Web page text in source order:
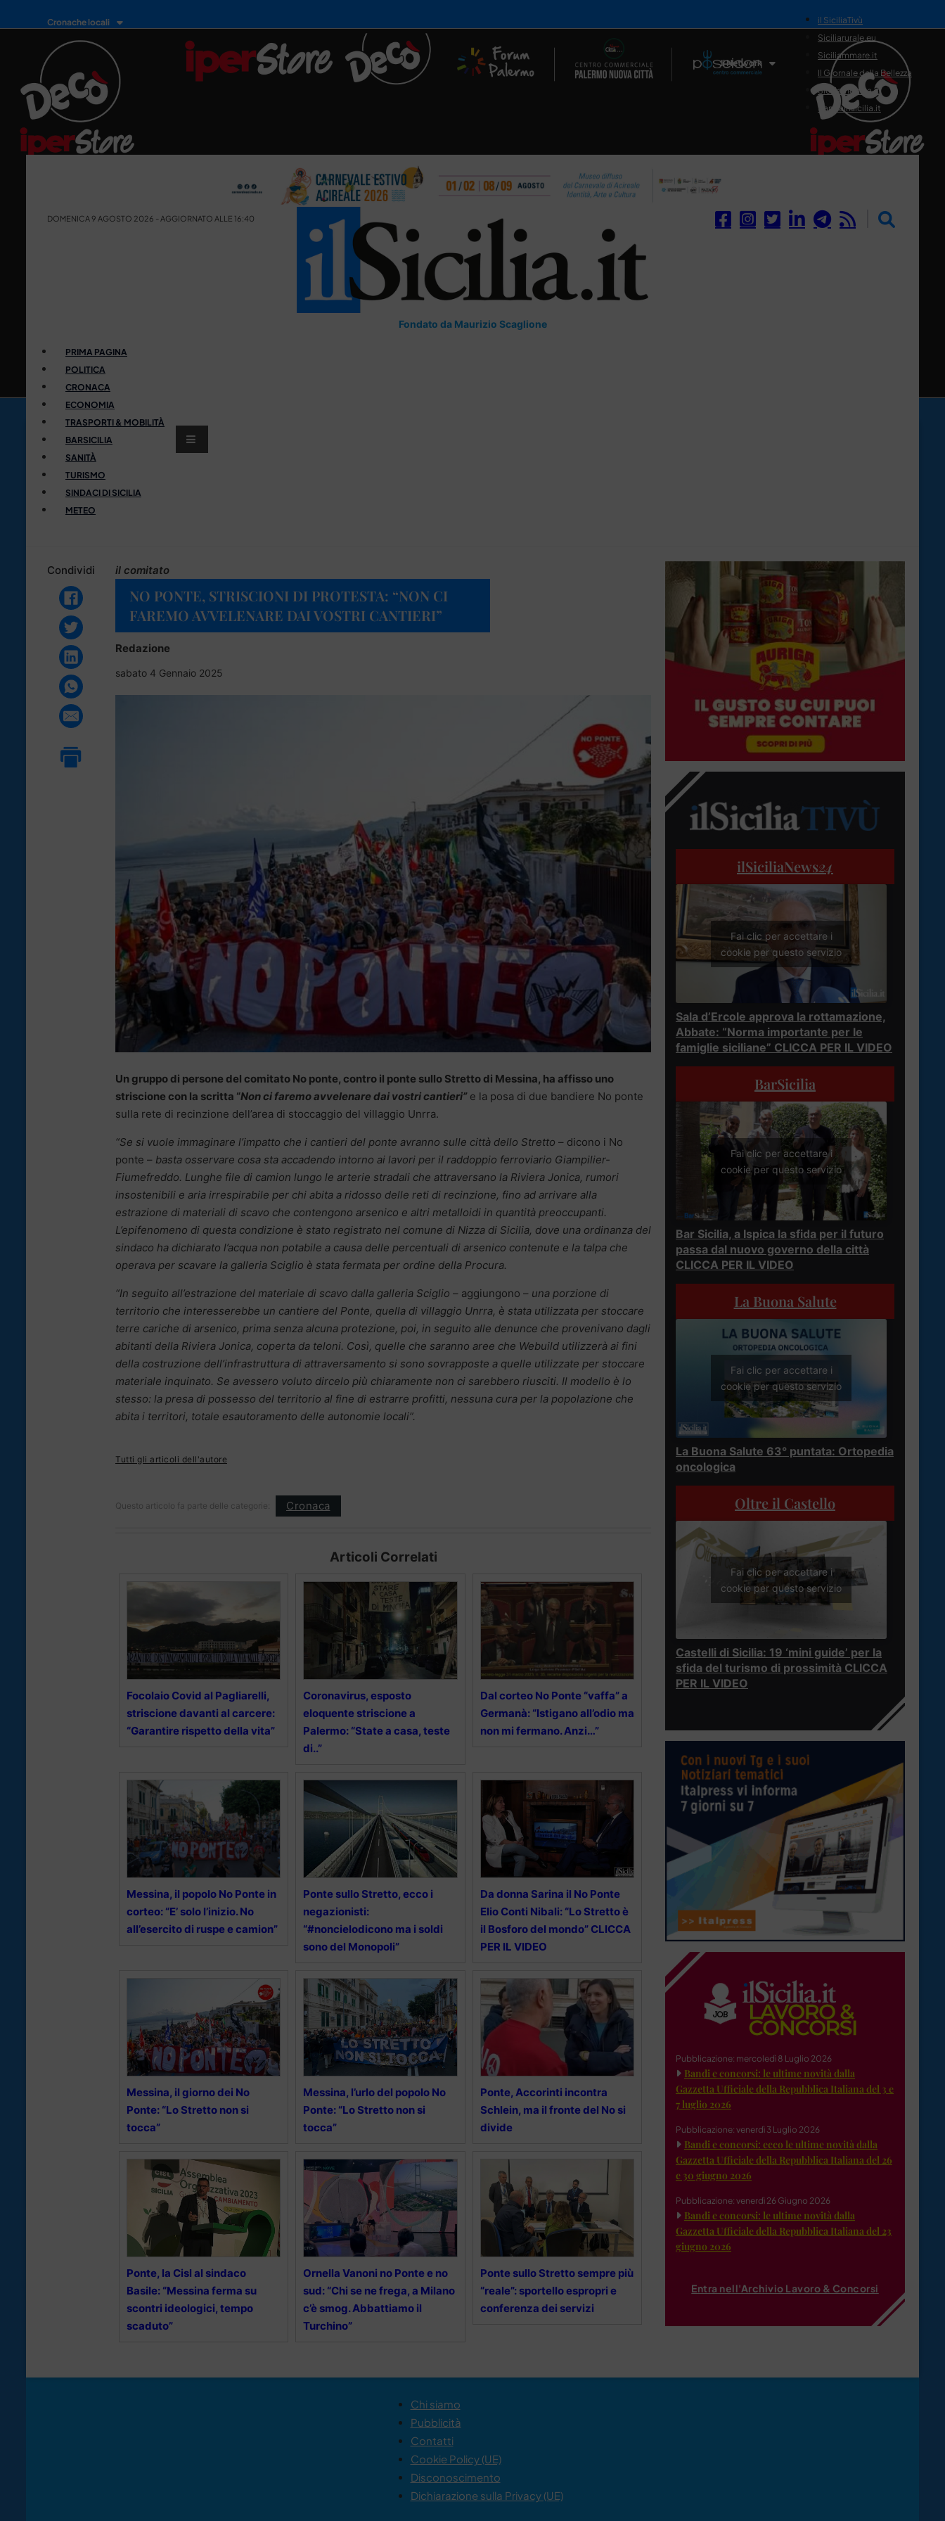
Cronache locali
Il Network
il SiciliaTivù
Siciliarurale.eu
Siciliammare.it
Il Giornale della Bellezza
Siciliamedica.it
Sanitainsicilia.it
DOMENICA 9 AGOSTO 2026 - AGGIORNATO ALLE 16:40
Fondato da Maurizio Scaglione
PRIMA PAGINA
POLITICA
CRONACA
ECONOMIA
TRASPORTI & MOBILITÀ
BARSICILIA
SANITÀ
TURISMO
SINDACI DI SICILIA
METEO
Condividi il comitato
NO PONTE, STRISCIONI DI PROTESTA: “NON CI
FAREMO AVVELENARE DAI VOSTRI CANTIERI”
Redazione
sabato 4 Gennaio 2025
Un gruppo di persone del comitato No ponte, contro il ponte sullo Stretto di Messina, ha affisso uno
striscione con la scritta “Non ci faremo avvelenare dai vostri cantieri”e la posa di due bandiere No ponte
sulla rete di recinzione dell’area di stoccaggio del villaggio Unrra.
“Se si vuole immaginare l’impatto che i cantieri del ponte avranno sulle città dello Stretto – dicono i No
ponte – basta osservare cosa sta accadendo intorno ai lavori per il raddoppio ferroviario Giampilier-
Fiumefreddo. Lunghe file di camion lungo le arterie stradali che attraversano la Riviera Jonica, rumori
insostenibili e aria irrespirabile per chi abita a ridosso delle reti di recinzione, fino ad arrivare alla
estrazione di materiali di scavo che contengono arsenico e altri metalloidi in quantità preoccupanti.
L’epifenomeno di questa condizione è stato registrato nel comune di Nizza di Sicilia, dove una ordinanza del
sindaco ha dichiarato l’acqua non potabile a causa delle percentuali di arsenico contenute e la talpa che
operava per scavare la galleria Sciglio è stata fermata per ordine della Procura.
“In seguito all’estrazione del materiale di scavo dalla galleria Sciglio – aggiungono – una porzione di
territorio che interesserebbe un cantiere del Ponte, quella di villaggio Unrra, è stata utilizzata per stoccare
terre cariche di arsenico, prima senza alcuna protezione, poi, in seguito alle denunce che provenivano dagli
abitanti della Riviera Jonica, coperta da teloni. Così, quelle che saranno aree che Webuild utilizzerà ai fini
della costruzione dell’infrastruttura di attraversamento si sono sovrapposte a quelle utilizzate per stoccare
materiale inquinato. Se avessero voluto dircelo più chiaramente non ci sarebbero riusciti. Il modello è lo
stesso: la presa di possesso del territorio al fine di estrarre profitti, nessuna cura per la popolazione che
abita i territori, totale esautoramento delle autonomie locali”.
Tutti gli articoli dell'autore
Questo articolo fa parte delle categorie: Cronaca
Articoli Correlati
Focolaio Covid al Pagliarelli,
striscione davanti al carcere:
“Garantire rispetto della vita”
Coronavirus, esposto
eloquente striscione a
Palermo: “State a casa, teste
di..”
Dal corteo No Ponte “vaffa” a
Germanà: “Istigano all’odio ma
non mi fermano. Anzi…”
Messina, il popolo No Ponte in
corteo: “E’ solo l’inizio. No
all’esercito di ruspe e camion”
Ponte sullo Stretto, ecco i
negazionisti:
“#noncielodicono ma i soldi
sono del Monopoli”
Da donna Sarina il No Ponte
Elio Conti Nibali: “Lo Stretto è
il Bosforo del mondo” CLICCA
PER IL VIDEO
Messina, il giorno dei No
Ponte: “Lo Stretto non si
tocca”
Messina, l’urlo del popolo No
Ponte: “Lo Stretto non si
tocca”
Ponte, Accorinti incontra
Schlein, ma il fronte del No si
divide
Ponte, la Cisl al sindaco
Basile: “Messina ferma su
scontri ideologici, tempo
scaduto”
Ornella Vanoni no Ponte e no
sud: “Chi se ne frega, a Milano
c’è smog. Abbattiamo il
Turchino”
Ponte sullo Stretto sempre più
“reale”: sportello espropri e
conferenza dei servizi
ilSiciliaNews24
Fai clic per accettare i
cookie per questo servizio
Sala d’Ercole approva la rottamazione,
Abbate: “Norma importante per le
famiglie siciliane” CLICCA PER IL VIDEO
BarSicilia
Fai clic per accettare i
cookie per questo servizio
Bar Sicilia, a Ispica la sfida per il futuro
passa dal nuovo governo della città
CLICCA PER IL VIDEO
La Buona Salute
Fai clic per accettare i
cookie per questo servizio
La Buona Salute 63° puntata: Ortopedia
oncologica
Oltre il Castello
Fai clic per accettare i
cookie per questo servizio
Castelli di Sicilia: 19 ‘mini guide’ per la
sfida del turismo di prossimità CLICCA
PER IL VIDEO
Pubblicazione: mercoledì 8 Luglio 2026
Bandi e concorsi: le ultime novità dalla
Gazzetta Ufficiale della Repubblica Italiana del 3 e
7 luglio 2026
Pubblicazione: venerdì 3 Luglio 2026
Bandi e concorsi: ecco le ultime novità dalla
Gazzetta Ufficiale della Repubblica Italiana del 26
e 30 giugno 2026
Pubblicazione: venerdì 26 Giugno 2026
Bandi e concorsi: le ultime novità dalla
Gazzetta Ufficiale della Repubblica Italiana del 23
giugno 2026
Entra nell'Archivio Lavoro & Concorsi
Chi siamo
Pubblicità
Contatti
Cookie Policy (UE)
Disconoscimento
Dichiarazione sulla Privacy (UE)